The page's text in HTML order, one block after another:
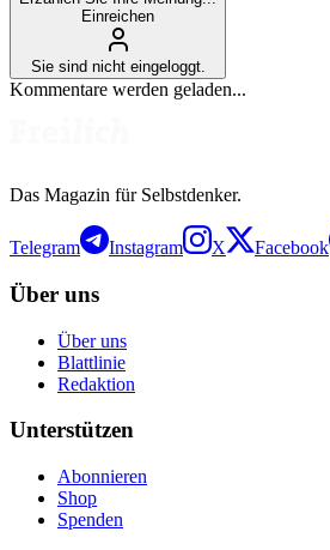
Einreichen
Sie sind nicht eingeloggt.
Kommentare werden geladen...
Das Magazin für Selbstdenker.
Telegram Instagram X Facebook
Über uns
Über uns
Blattlinie
Redaktion
Unterstützen
Abonnieren
Shop
Spenden